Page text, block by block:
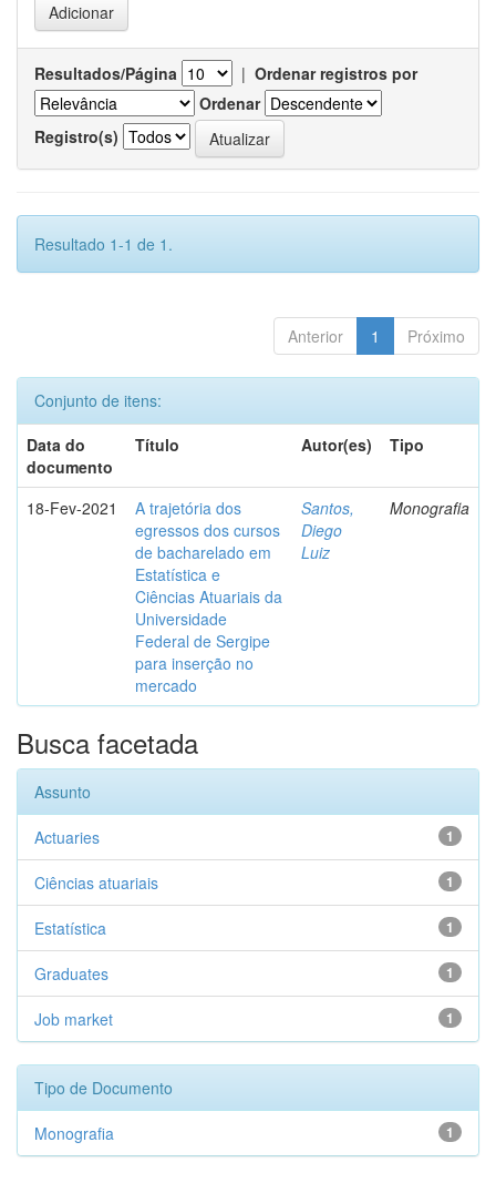
Resultados/Página | Ordenar registros por
Ordenar
Registro(s)
Resultado 1-1 de 1.
Anterior 1 Próximo
Conjunto de itens:
Data do
documento
Título Autor(es) Tipo
18-Fev-2021
A trajetória dos
egressos dos cursos
de bacharelado em
Estatística e
Ciências Atuariais da
Universidade
Federal de Sergipe
para inserção no
mercado
Santos,
Diego
Luiz
Monografia
Busca facetada
Assunto
1
Actuaries
1
Ciências atuariais
1
Estatística
1
Graduates
1
Job market
Tipo de Documento
1
Monografia